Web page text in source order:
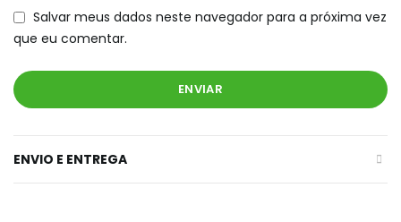
Salvar meus dados neste navegador para a próxima vez
que eu comentar.
ENVIO E ENTREGA